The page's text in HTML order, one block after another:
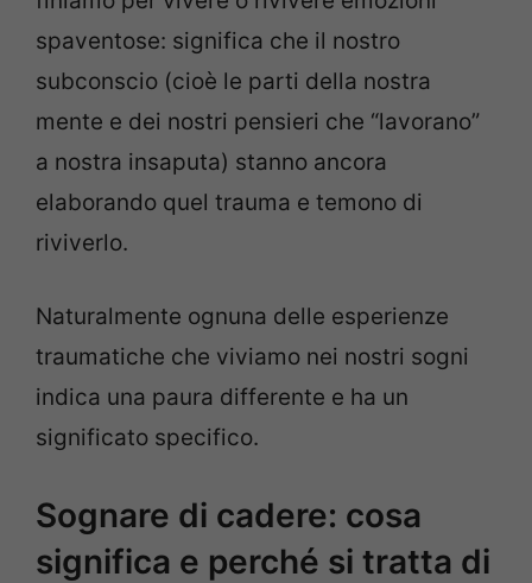
spaventose: significa che il nostro
subconscio (cioè le parti della nostra
mente e dei nostri pensieri che “lavorano”
a nostra insaputa) stanno ancora
elaborando quel trauma e temono di
riviverlo.
Naturalmente ognuna delle esperienze
traumatiche che viviamo nei nostri sogni
indica una paura differente e ha un
significato specifico.
Sognare di cadere: cosa
significa e perché si tratta di